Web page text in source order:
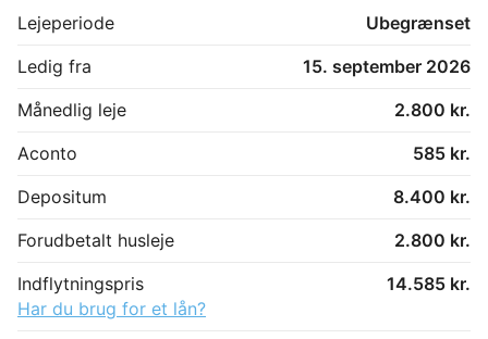
Lejeperiode
Ubegrænset
Ledig fra
15. september 2026
Månedlig leje
2.800 kr.
Aconto
585 kr.
Depositum
8.400 kr.
Forudbetalt husleje
2.800 kr.
Indflytningspris
14.585 kr.
Har du brug for et lån?